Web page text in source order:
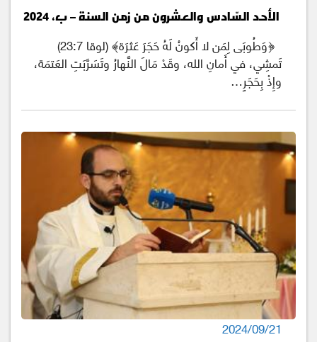
الأحد السّادس والعشرون من زمن السنة – ب، 2024
﴿وَطُوبَى لِمَن لا أَكونُ لَهُ حَجَرَ عَثرَة﴾ (لوقا 23:7)
تَمشِي، في أَمانِ الله، وقَدْ مَالَ النَّهارُ وتَسَرَّبَتِ العَتمَة،
وإِذْ بِحَجَرٍ…
2024/09/21